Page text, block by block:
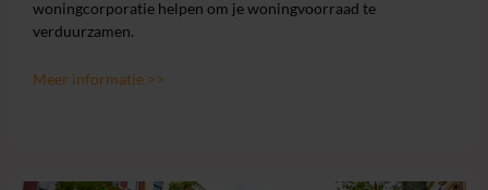
woningcorporatie helpen om je woningvoorraad te
verduurzamen.
Meer informatie >>